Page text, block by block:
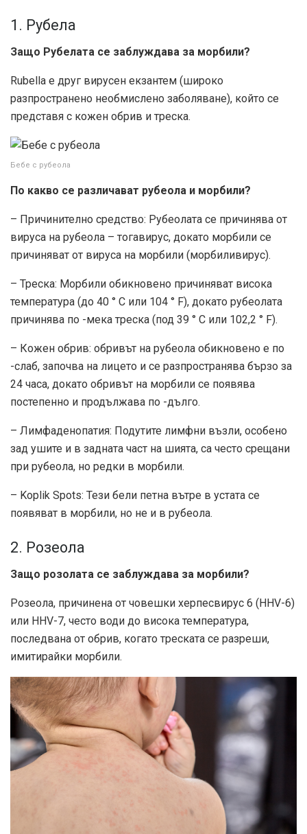
1. Рубела
Защо Рубелата се заблуждава за морбили?
Rubella е друг вирусен екзантем (широко
разпространено необмислено заболяване), който се
представя с кожен обрив и треска.
Бебе с рубеола
По какво се различават рубеола и морбили?
– Причинително средство: Рубеолата се причинява от
вируса на рубеола – тогавирус, докато морбили се
причиняват от вируса на морбили (морбиливирус).
– Треска: Морбили обикновено причиняват висока
температура (до 40 ° С или 104 ° F), докато рубеолата
причинява по -мека треска (под 39 ° C или 102,2 ° F).
– Кожен обрив: обривът на рубеола обикновено е по
-слаб, започва на лицето и се разпространява бързо за
24 часа, докато обривът на морбили се появява
постепенно и продължава по -дълго.
– Лимфаденопатия: Подутите лимфни възли, особено
зад ушите и в задната част на шията, са често срещани
при рубеола, но редки в морбили.
– Koplik Spots: Тези бели петна вътре в устата се
появяват в морбили, но не и в рубеола.
2. Розеола
Защо розолата се заблуждава за морбили?
Розеола, причинена от човешки херпесвирус 6 (HHV-6)
или HHV-7, често води до висока температура,
последвана от обрив, когато треската се разреши,
имитирайки морбили.